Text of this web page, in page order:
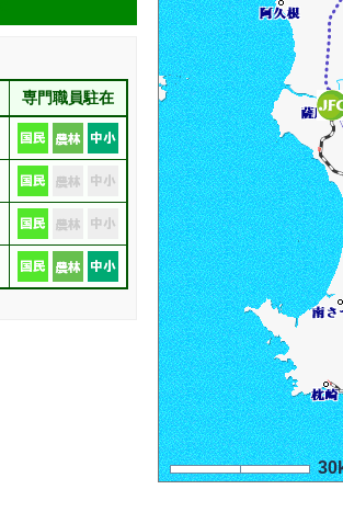
専門職員駐在